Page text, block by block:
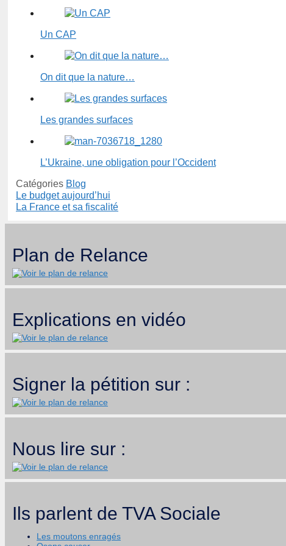
Un CAP
On dit que la nature…
Les grandes surfaces
L’Ukraine, une obligation pour l’Occident
Catégories Blog
Le budget aujourd’hui
La France et sa fiscalité
Plan de Relance
Explications en vidéo
Signer la pétition sur :
Nous lire sur :
Ils parlent de TVA Sociale
Les moutons enragés